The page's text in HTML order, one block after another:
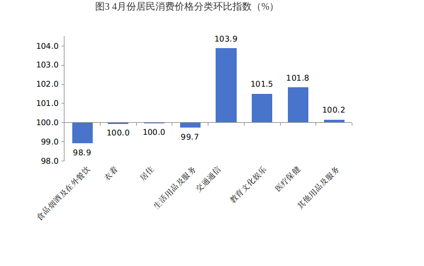
图3 4月份居民消费价格分类环比指数 （%）